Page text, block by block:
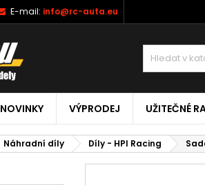
E-mail: info@rc-auta.eu
NOVINKY VÝPRODEJ UŽITEČNÉ
Náhradní díly Díly - HPI Racing